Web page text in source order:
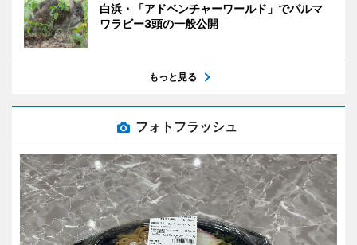
白浜・「アドベンチャーワールド」でパルマ
ワラビー3頭の一般公開
もっと見る
フォトフラッシュ